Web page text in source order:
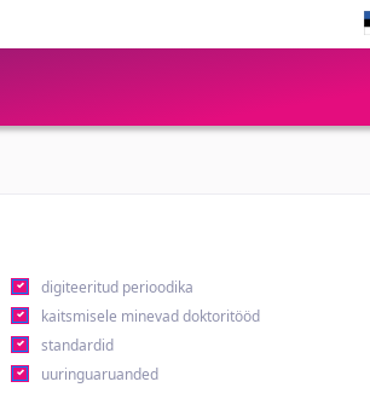
digiteeritud perioodika
kaitsmisele minevad doktoritööd
standardid
uuringuaruanded